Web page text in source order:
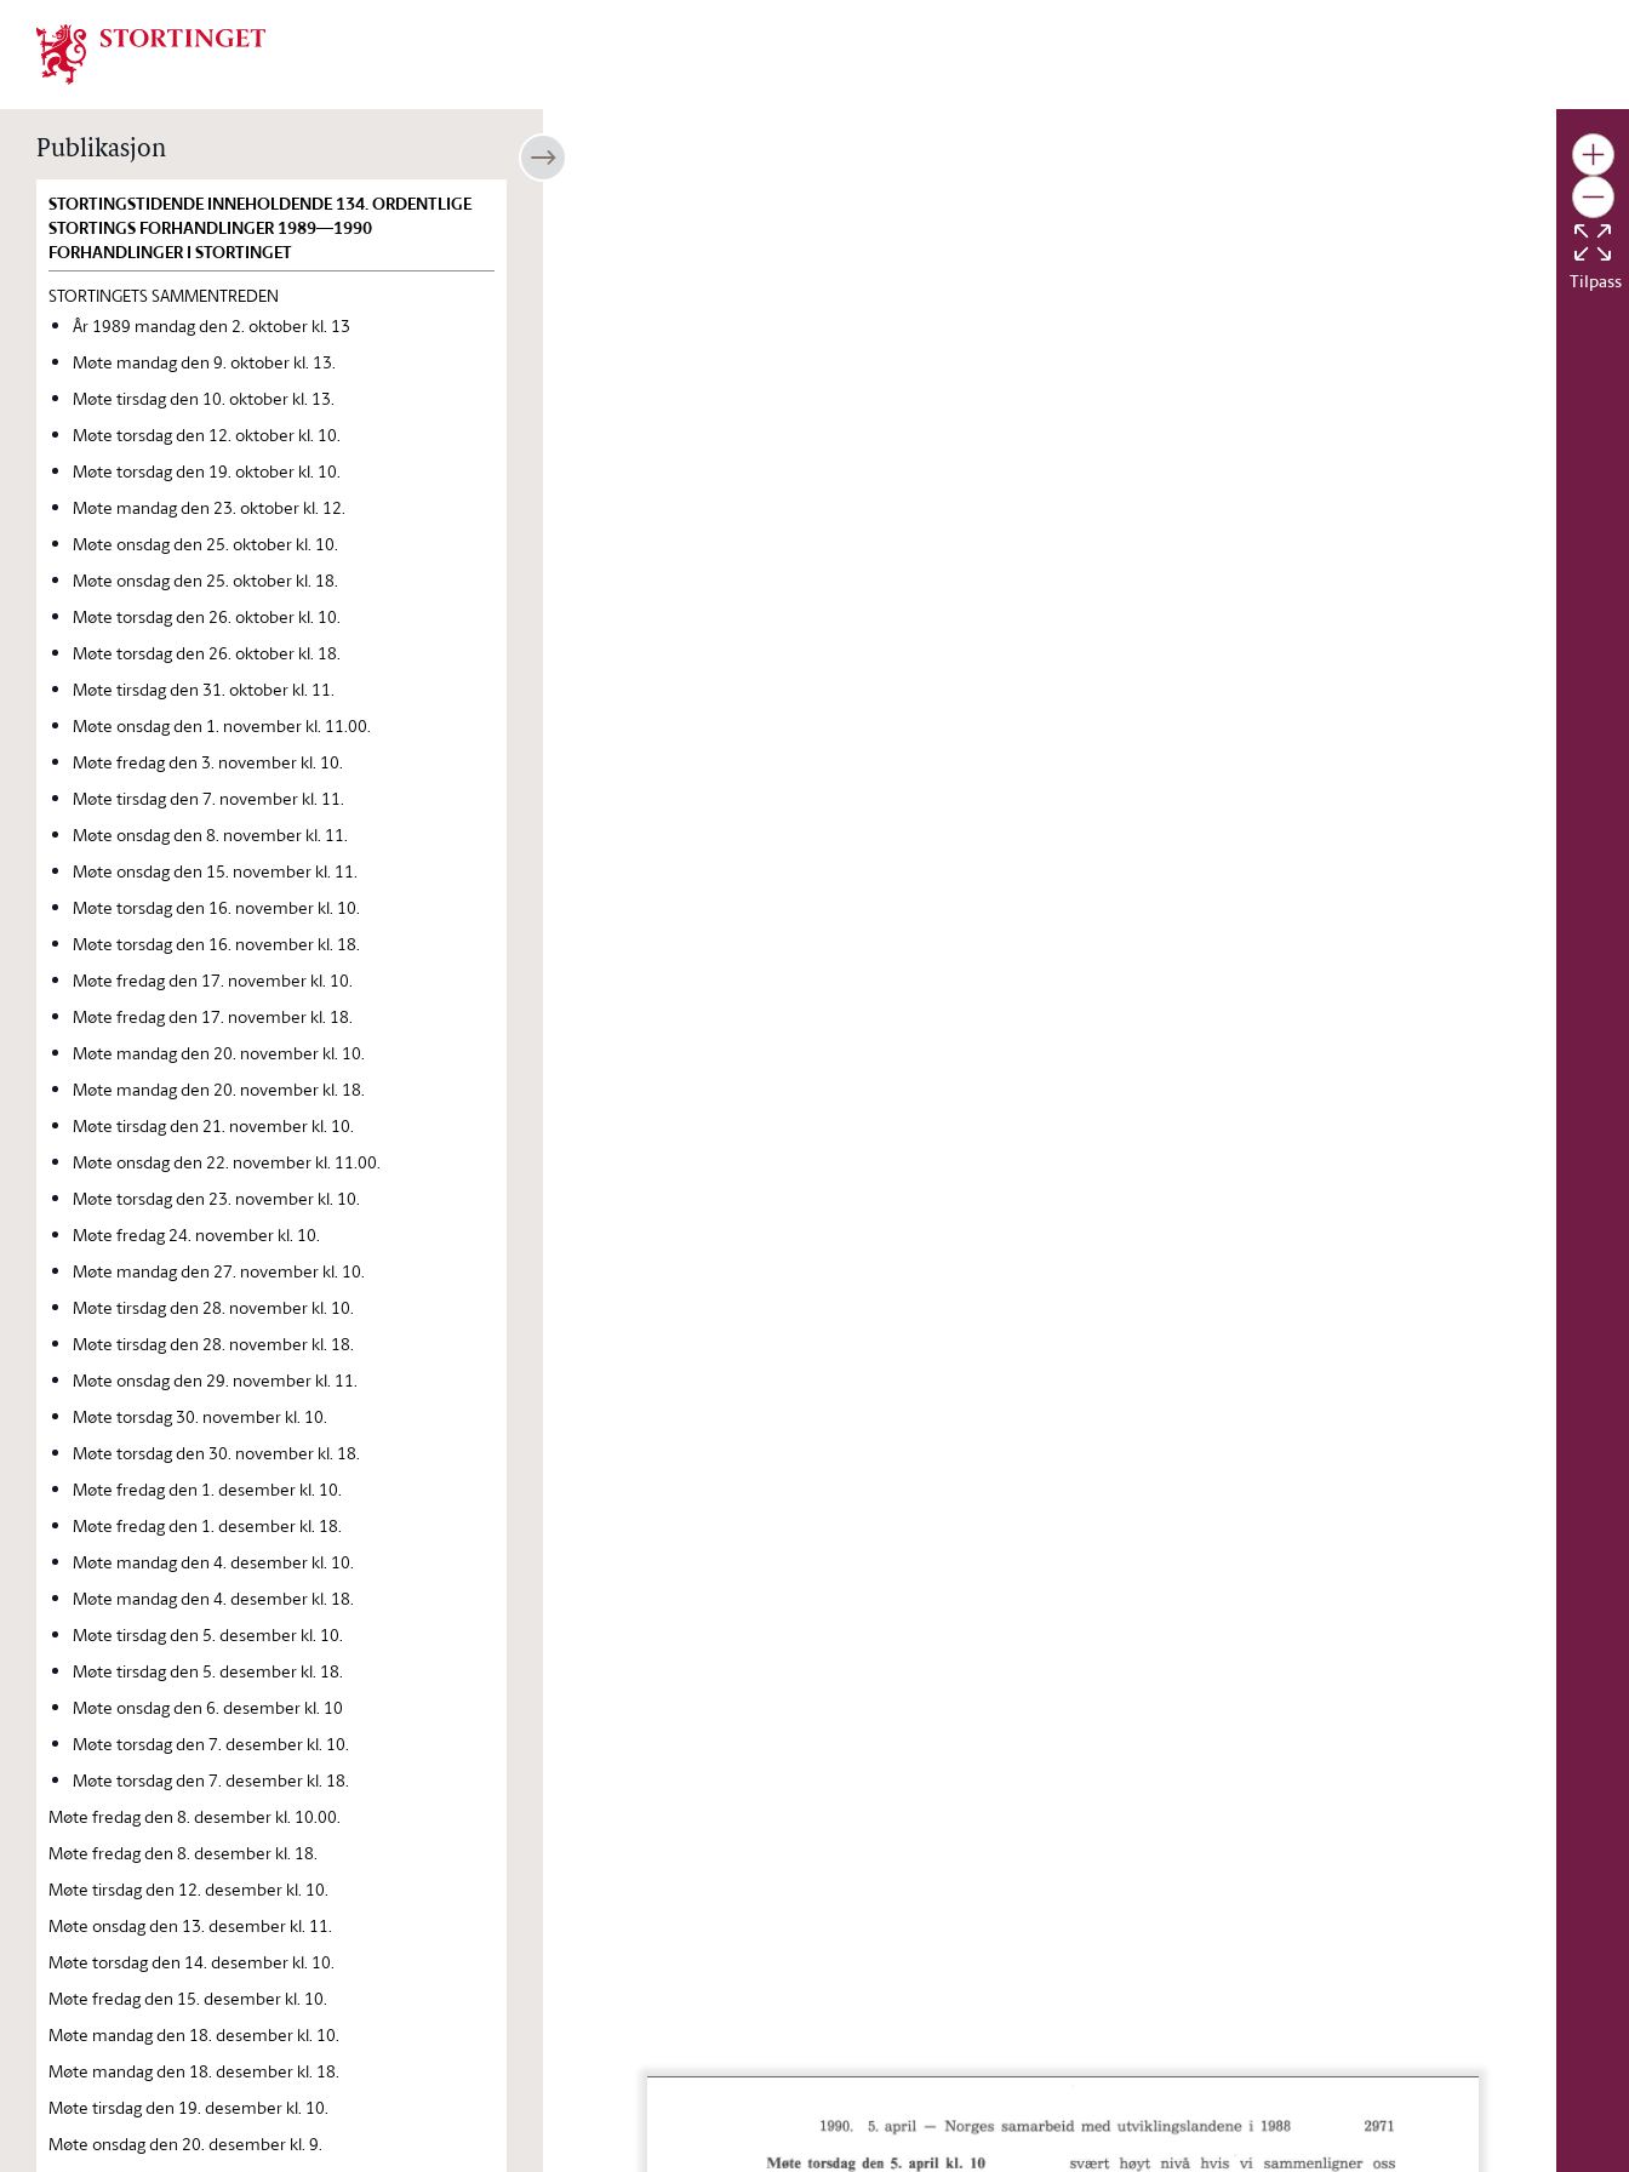
Stortinget.no
Publikasjon
STORTINGSTIDENDE INNEHOLDENDE 134. ORDENTLIGE
STORTINGS FORHANDLINGER 1989—1990
FORHANDLINGER I STORTINGET
STORTINGETS SAMMENTREDEN
År 1989 mandag den 2. oktober kl. 13
Møte mandag den 9. oktober kl. 13.
Møte tirsdag den 10. oktober kl. 13.
Møte torsdag den 12. oktober kl. 10.
Møte torsdag den 19. oktober kl. 10.
Møte mandag den 23. oktober kl. 12.
Møte onsdag den 25. oktober kl. 10.
Møte onsdag den 25. oktober kl. 18.
Møte torsdag den 26. oktober kl. 10.
Møte torsdag den 26. oktober kl. 18.
Møte tirsdag den 31. oktober kl. 11.
Møte onsdag den 1. november kl. 11.00.
Møte fredag den 3. november kl. 10.
Møte tirsdag den 7. november kl. 11.
Møte onsdag den 8. november kl. 11.
Møte onsdag den 15. november kl. 11.
Møte torsdag den 16. november kl. 10.
Møte torsdag den 16. november kl. 18.
Møte fredag den 17. november kl. 10.
Møte fredag den 17. november kl. 18.
Møte mandag den 20. november kl. 10.
Møte mandag den 20. november kl. 18.
Møte tirsdag den 21. november kl. 10.
Møte onsdag den 22. november kl. 11.00.
Møte torsdag den 23. november kl. 10.
Møte fredag 24. november kl. 10.
Møte mandag den 27. november kl. 10.
Møte tirsdag den 28. november kl. 10.
Møte tirsdag den 28. november kl. 18.
Møte onsdag den 29. november kl. 11.
Møte torsdag 30. november kl. 10.
Møte torsdag den 30. november kl. 18.
Møte fredag den 1. desember kl. 10.
Møte fredag den 1. desember kl. 18.
Møte mandag den 4. desember kl. 10.
Møte mandag den 4. desember kl. 18.
Møte tirsdag den 5. desember kl. 10.
Møte tirsdag den 5. desember kl. 18.
Møte onsdag den 6. desember kl. 10
Møte torsdag den 7. desember kl. 10.
Møte torsdag den 7. desember kl. 18.
Møte fredag den 8. desember kl. 10.00.
Møte fredag den 8. desember kl. 18.
Møte tirsdag den 12. desember kl. 10.
Møte onsdag den 13. desember kl. 11.
Møte torsdag den 14. desember kl. 10.
Møte fredag den 15. desember kl. 10.
Møte mandag den 18. desember kl. 10.
Møte mandag den 18. desember kl. 18.
Møte tirsdag den 19. desember kl. 10.
Møte onsdag den 20. desember kl. 9.